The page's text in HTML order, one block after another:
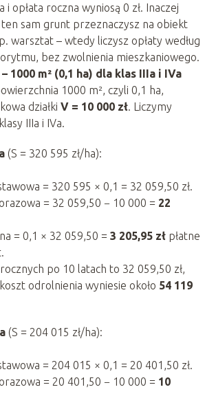
i opłata roczna wyniosą 0 zł. Inaczej
ten sam grunt przeznaczysz na obiekt
warsztat – wtedy liczysz opłaty według
bez zwolnienia mieszkaniowego.
1000 m² (0,1 ha) dla klas IIIa i IVa
1000 m², czyli 0,1 ha,
działki V = 10 000 zł. Liczymy
IIIa i IVa.
(S = 320 595 zł/ha):
= 320 595 × 0,1 = 32 059,50 zł.
= 32 059,50 − 10 000 = 22
= 0,1 × 32 059,50 = 3 205,95 złpłatne
po 10 latach to 32 059,50 zł,
odrolnienia wyniesie około 54 119
(S = 204 015 zł/ha):
= 204 015 × 0,1 = 20 401,50 zł.
= 20 401,50 − 10 000 = 10